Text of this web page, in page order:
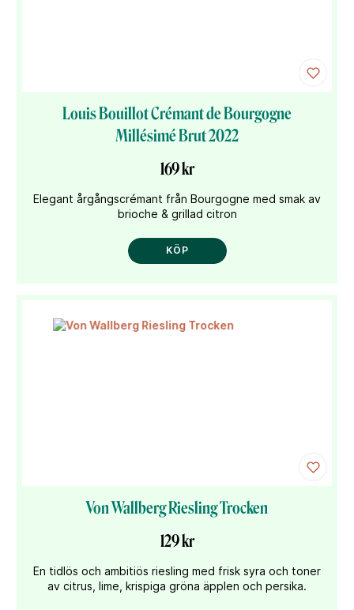
Louis Bouillot Crémant de Bourgogne
Millésimé Brut 2022
169 kr
Elegant årgångscrémant från Bourgogne med smak av
brioche & grillad citron
KÖP
Von Wallberg Riesling Trocken
129 kr
En tidlös och ambitiös riesling med frisk syra och toner
av citrus, lime, krispiga gröna äpplen och persika.